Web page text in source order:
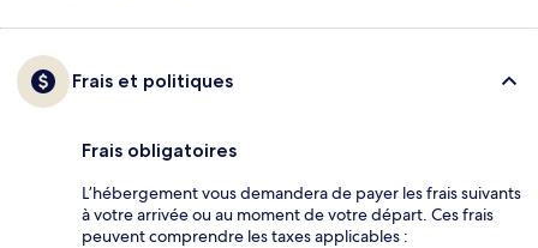
Frais et politiques
Frais obligatoires
L’hébergement vous demandera de payer les frais suivants
à votre arrivée ou au moment de votre départ. Ces frais
peuvent comprendre les taxes applicables :